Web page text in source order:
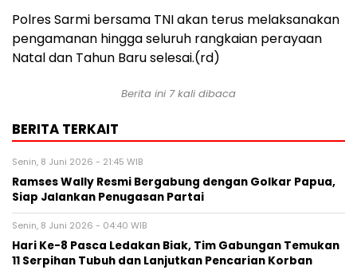
Polres Sarmi bersama TNI akan terus melaksanakan
pengamanan hingga seluruh rangkaian perayaan
Natal dan Tahun Baru selesai.(rd)
Berita ini 7 kali dibaca
BERITA TERKAIT
Senin, 8 Juni 2026 - 21:45 WIB
Ramses Wally Resmi Bergabung dengan Golkar Papua,
Siap Jalankan Penugasan Partai
Senin, 8 Juni 2026 - 04:40 WIB
Hari Ke-8 Pasca Ledakan Biak, Tim Gabungan Temukan
11 Serpihan Tubuh dan Lanjutkan Pencarian Korban